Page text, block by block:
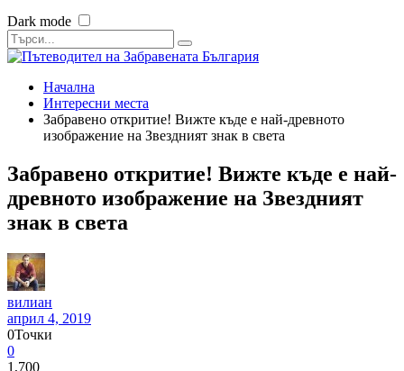
Dark mode
Начална
Интересни места
Забравено откритие! Вижте къде е най-древното
изображение на Звездният знак в света
Забравено откритие! Вижте къде е най-
древното изображение на Звездният
знак в света
вилиан
април 4, 2019
0Точки
0
1,700